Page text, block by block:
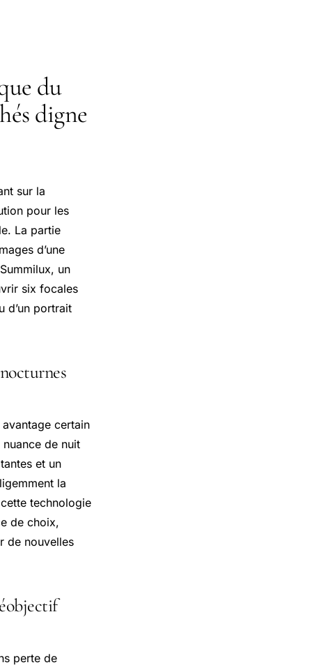
du
digne
sur la
pour les
La partie
d’une
un
six focales
d’un portrait
certain
de nuit
et un
la
technologie
de choix,
de nouvelles
perte de